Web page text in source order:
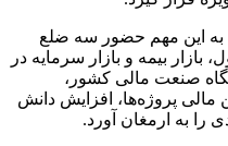
به این مهم حضور سه ضلع
بازار بیمه و بازار سرمایه در
صنعت مالی کشور،
مالی پروژه‌ها، افزایش دانش
را به ارمغان آورد.